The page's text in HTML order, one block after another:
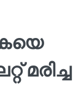
മരിച്ച